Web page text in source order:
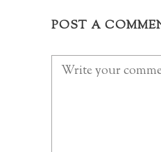
POST A